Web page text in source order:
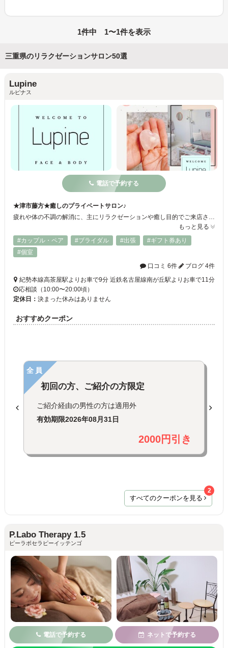
1件中 1〜1件を表示
三重県のリラクゼーションサロン50選
Lupine
ルピナス
電話で予約する
★津市藤方★癒しのプライベートサロン♪
疲れや体の不調の解消に、主にリラクゼーションや癒し目的でご来店される方が多いサロンです。 マンツーマンのサロンなので、ふらっと近所に散歩に行くような気楽な気持でお越しください✨エステやマッサージが初めての方でも安心して、すぐに打ち解けて頂けるような、視覚、音楽、香り含め、優しく居心地の良い究極の癒し空間づくりに重きを置いています
もっと見る
#カップル・ペア
#ブライダル #出張
#ギフト券あり
#個室
口コミ 6件
ブログ 4件
紀勢本線高茶屋駅よりお車で9分 近鉄名古屋線南が丘駅よりお車で11分
応相談（10:00〜20:00頃）
定休日： 決まった休みはありません
おすすめクーポン
全員
初回の方、ご紹介の方限定
ご紹介経由の男性の方は適用外
有効期限2026年08月31日
2000円引き
すべてのクーポンを見る
2
P.Labo Therapy 1.5
ピーラボセラピーイッテンゴ
電話で予約する ネットで予約する